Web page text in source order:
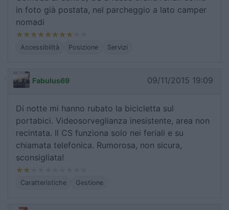
in foto già postata, nel parcheggio a lato camper
nomadi
Accessibilità Posizione Servizi
Fabulus69 09/11/2015 19:09
Di notte mi hanno rubato la bicicletta sul
portabici. Videosorveglianza inesistente, area non
recintata. Il CS funziona solo nei feriali e su
chiamata telefonica. Rumorosa, non sicura,
sconsigliata!
Caratteristiche Gestione